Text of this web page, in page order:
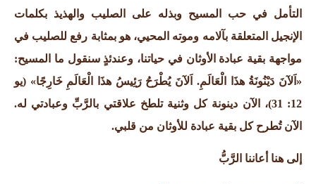
التأمل في حب المسيح وبذله على الصليب والهذيذ بكلمات
الإنجيل المتعلقة بآلامه وموته المحيي، هو بمثابة رفع للصليب في
مواجهة بقية عبادة الأوثان في حياتنا، وعندئذٍ سنقول ما المسيح:
«اَلآنَ دَيْنُونَةُ هذَا الْعَالَمِ. اَلآنَ يُطْرَحُ رَئِيسُ هذَا الْعَالَمِ خَارِجًا» (يو
12: 31)، الآن دينونة كل وثنية تلطخ علاقتي بالرَّبِّ وعبادتي له.
الآن تُطرح كل بقية عبادة للأوثان من قلبي .
إلى هنا أعاننا الرَّبُّ